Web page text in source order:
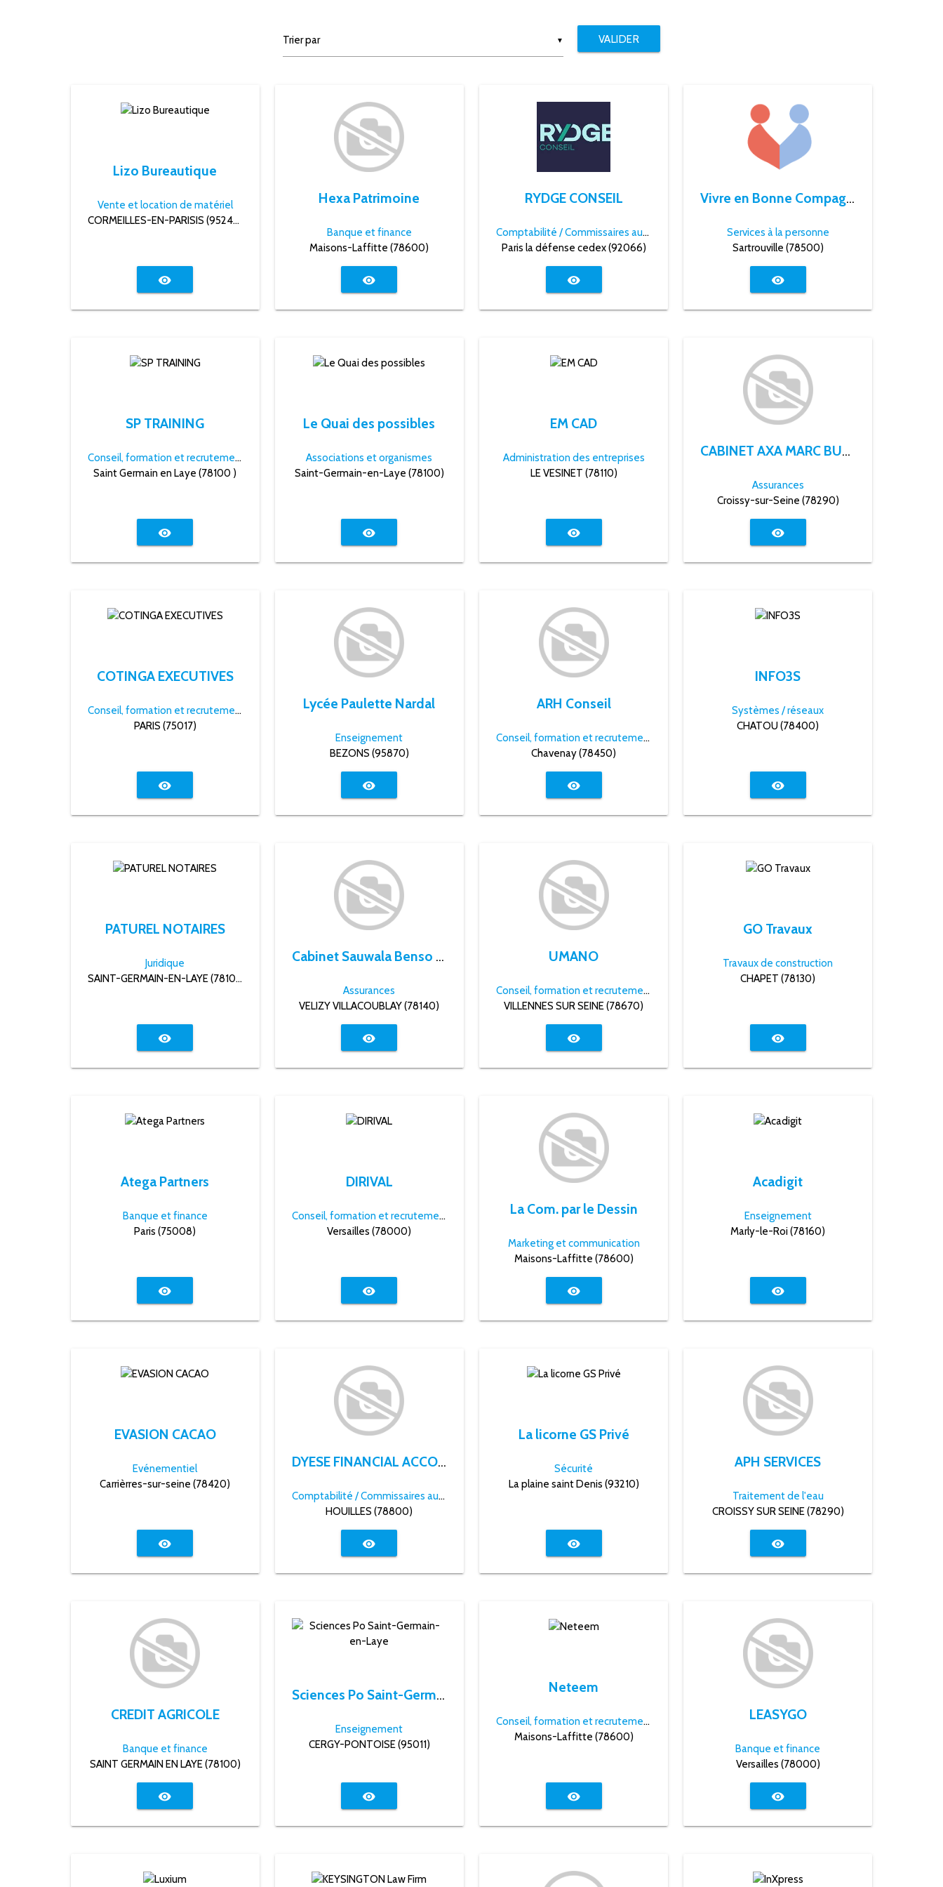
▼ VALIDER
Lizo Bureautique
Vente et location de matériel
CORMEILLES-EN-PARISIS (95240)
visibility
Hexa Patrimoine
Banque et finance
Maisons-Laffitte (78600)
visibility
RYDGE CONSEIL
Comptabilité / Commissaires aux comptes
Paris la défense cedex (92066)
visibility
Vivre en Bonne Compagnie
Services à la personne
Sartrouville (78500)
visibility
SP TRAINING
Conseil, formation et recrutement
Saint Germain en Laye (78100 )
visibility
Le Quai des possibles
Associations et organismes
Saint-Germain-en-Laye (78100)
visibility
EM CAD
Administration des entreprises
LE VESINET (78110)
visibility
CABINET AXA MARC BURDAL
Assurances
Croissy-sur-Seine (78290)
visibility
COTINGA EXECUTIVES
Conseil, formation et recrutement
PARIS (75017)
visibility
Lycée Paulette Nardal
Enseignement
BEZONS (95870)
visibility
ARH Conseil
Conseil, formation et recrutement
Chavenay (78450)
visibility
INFO3S
Systèmes / réseaux
CHATOU (78400)
visibility
PATUREL NOTAIRES
Juridique
SAINT-GERMAIN-EN-LAYE (78100)
visibility
Cabinet Sauwala Benso Associés - MMA
Assurances
VELIZY VILLACOUBLAY (78140)
visibility
UMANO
Conseil, formation et recrutement
VILLENNES SUR SEINE (78670)
visibility
GO Travaux
Travaux de construction
CHAPET (78130)
visibility
Atega Partners
Banque et finance
Paris (75008)
visibility
DIRIVAL
Conseil, formation et recrutement
Versailles (78000)
visibility
La Com. par le Dessin
Marketing et communication
Maisons-Laffitte (78600)
visibility
Acadigit
Enseignement
Marly-le-Roi (78160)
visibility
EVASION CACAO
Evénementiel
Carrièrres-sur-seine (78420)
visibility
DYESE FINANCIAL ACCOUNTING SERVICES
Comptabilité / Commissaires aux comptes
HOUILLES (78800)
visibility
La licorne GS Privé
Sécurité
La plaine saint Denis (93210)
visibility
APH SERVICES
Traitement de l'eau
CROISSY SUR SEINE (78290)
visibility
CREDIT AGRICOLE
Banque et finance
SAINT GERMAIN EN LAYE (78100)
visibility
Sciences Po Saint-Germain-en-Laye
Enseignement
CERGY-PONTOISE (95011)
visibility
Neteem
Conseil, formation et recrutement
Maisons-Laffitte (78600)
visibility
LEASYGO
Banque et finance
Versailles (78000)
visibility